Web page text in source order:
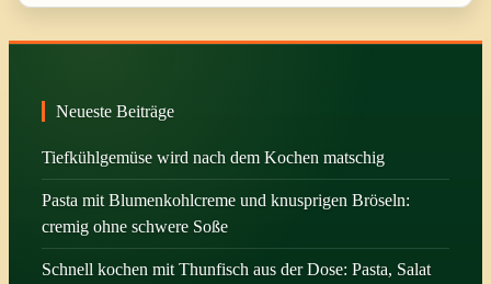
Neueste Beiträge
Tiefkühlgemüse wird nach dem Kochen matschig
Pasta mit Blumenkohlcreme und knusprigen Bröseln:
cremig ohne schwere Soße
Schnell kochen mit Thunfisch aus der Dose: Pasta, Salat